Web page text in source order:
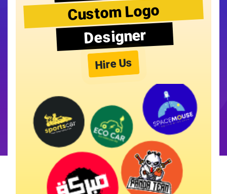
Custom Logo
Designer
Hire Us